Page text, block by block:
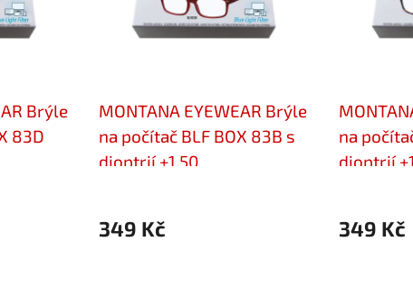
Brýle
83D
MONTANA EYEWEAR Brýle
na počítač BLF BOX 83B s
dioptrií +1,50
349 Kč
na
dioptrií
349 Kč